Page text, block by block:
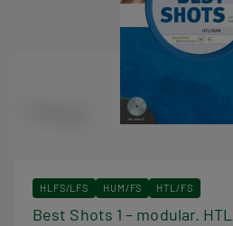
HLFS/LFS HUM/FS HTL/FS
Best Shots 1 – modular.